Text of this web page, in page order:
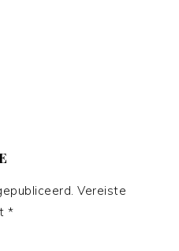
Vereiste
*